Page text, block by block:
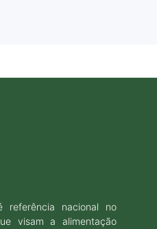
referência nacional no
visam a alimentação